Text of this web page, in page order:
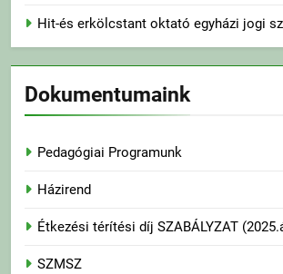
Hit-és erkölcstant oktató egyházi jogi
Dokumentumaink
Pedagógiai Programunk
Házirend
Étkezési térítési díj SZABÁLYZAT
SZMSZ